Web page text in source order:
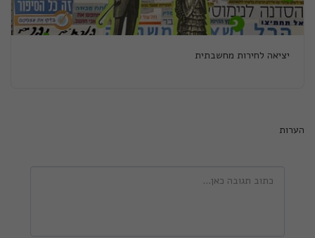
יציאה לחירות מחשבתית
הערות